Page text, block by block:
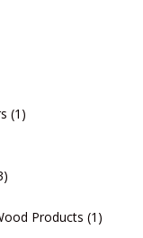
(1)
Products (1)